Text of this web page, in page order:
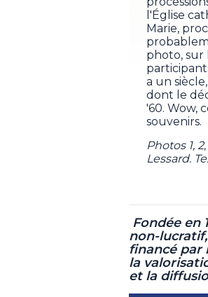
l'Église
Marie,
photo, sur
a un
dont le
'60. Wow,
souvenirs.
Photos 1,
Lessard.
Fondée en
non-lucratif,
financé par
la
et la